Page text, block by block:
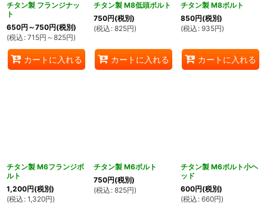
チタン製 フランジナッ
ト
650円 ～750円(税別)
(税込 : 715円 ～825円)
カートに入れる
チタン製 M8低頭ボルト
750円(税別)
(税込 : 825円)
カートに入れる
チタン製 M8ボルト
850円(税別)
(税込 : 935円)
カートに入れる
チタン製 M6フランジボ
ルト
1,200円(税別)
(税込 : 1,320円)
チタン製 M6ボルト
750円(税別)
(税込 : 825円)
チタン製 M6ボルト小ヘ
ッド
600円(税別)
(税込 : 660円)